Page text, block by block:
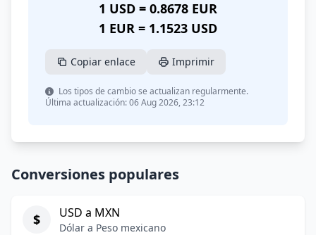
1 USD = 0.8678 EUR
1 EUR = 1.1523 USD
Copiar enlace Imprimir
Los tipos de cambio se actualizan regularmente.
Última actualización: 06 Aug 2026, 23:12
Conversiones populares
$ USD a MXN
Dólar a Peso mexicano